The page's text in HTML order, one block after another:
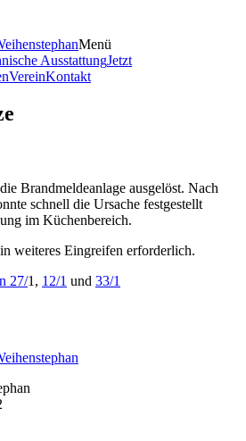
Menü
AusstattungJetzt
VereinKontakt
Brandmeldeanlage ausgelöst. Nach
schnell die Ursache festgestellt
im Küchenbereich.
weiteres Eingreifen erforderlich.
27/1, 12/1 und 33/1